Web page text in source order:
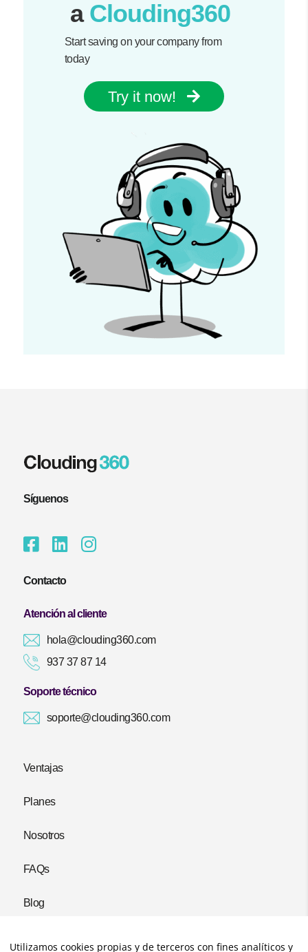
aClouding360
Start saving on your company from
today
Try it now!
Síguenos
Contacto
Atención al cliente
hola@clouding360.com
937 37 87 14
Soporte técnico
soporte@clouding360.com
Ventajas
Planes
Nosotros
FAQs
Blog
Utilizamos cookies propias y de terceros con fines analíticos y